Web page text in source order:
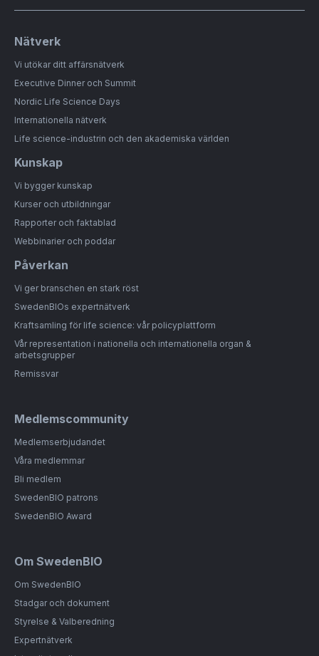
Nätverk
Vi utökar ditt affärsnätverk
Executive Dinner och Summit
Nordic Life Science Days
Internationella nätverk
Life science-industrin och den akademiska världen
Kunskap
Vi bygger kunskap
Kurser och utbildningar
Rapporter och faktablad
Webbinarier och poddar
Påverkan
Vi ger branschen en stark röst
SwedenBIOs expertnätverk
Kraftsamling för life science: vår policyplattform
Vår representation i nationella och internationella organ &
arbetsgrupper
Remissvar
Medlemscommunity
Medlemserbjudandet
Våra medlemmar
Bli medlem
SwedenBIO patrons
SwedenBIO Award
Om SwedenBIO
Om SwedenBIO
Stadgar och dokument
Styrelse & Valberedning
Expertnätverk